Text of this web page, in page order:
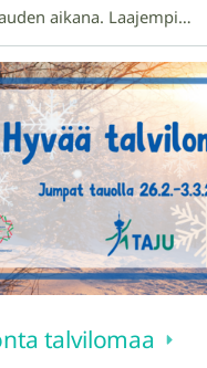
aikana. Laajempi…
talvilomaa